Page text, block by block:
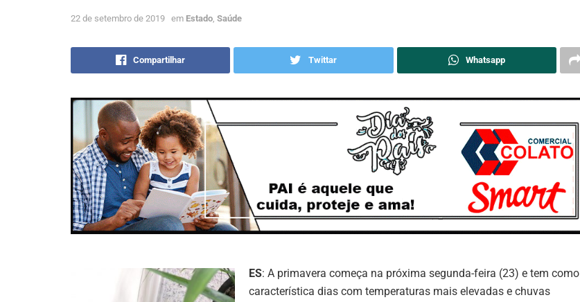
22 de setembro de 2019 em Estado Saúde
Compartilhar Twittar Whatsapp
ES: A primavera começa na próxima segunda-feira (23) e tem como
característica dias com temperaturas mais elevadas e chuvas